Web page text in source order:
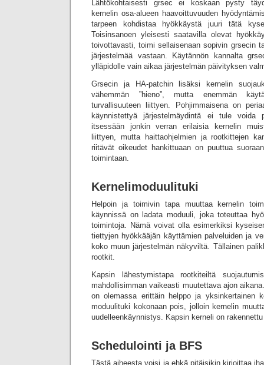
Lähtökohtaisesti grsec ei koskaan pysty
kernelin osa-alueen haavoittuvuuden
tarpeen kohdistaa hyökkäystä juuri tätä
Toisinsanoen yleisesti saatavilla olevat
toivottavasti, toimi sellaisenaan sopivin grsecin
järjestelmää vastaan. Käytännön kannalta
ylläpidolle vain aikaa järjestelmän päivityksen
Grsecin ja HA-patchin lisäksi kernelin
vähemmän ”hieno”, mutta enemmän
turvallisuuteen liittyen. Pohjimmaisena on
käynnistettyä järjestelmäydintä ei tule voida
itsessään jonkin verran erilaisia kernelin
liittyen, mutta haittaohjelmien ja rootkittejen
riitävät oikeudet hankittuaan on puuttua
toimintaan.
Kernelimoduulituki
Helpoin ja toimivin tapa muuttaa kernelin
käynnissä on ladata moduuli, joka toteuttaa
toimintoja. Nämä voivat olla esimerkiksi
tiettyjen hyökkääjän käyttämien palveluiden ja
koko muun järjestelmän näkyviltä. Tällainen
rootkit.
Kapsin lähestymistapa rootkiteiltä
mahdollisimman vaikeasti muutettava ajon
on olemassa erittäin helppo ja yksinkertainen
moduulituki kokonaan pois, jolloin kernelin
uudelleenkäynnistys. Kapsin kerneli on
Schedulointi ja BFS
Tästä aiheesta voisi ja ehkä pitäisikin kirjoittaa